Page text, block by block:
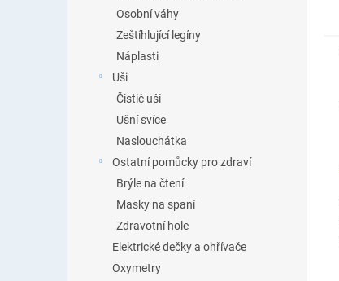
Osobní váhy
Zeštíhlující legíny
Náplasti
Uši
Čistič uší
Ušní svíce
Naslouchátka
Ostatní pomůcky pro zdraví
Brýle na čtení
Masky na spaní
Zdravotní hole
Elektrické dečky a ohřívače
Oxymetry